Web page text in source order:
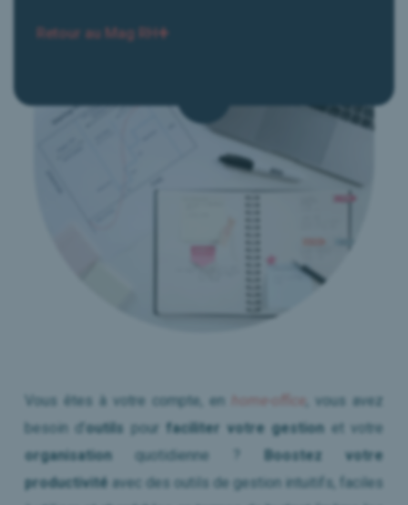
Réserver mon Diagnostic
Retour au Mag RH
Vous êtes à votre compte, en
, vous avez
besoin d’ outils pour faciliter votre gestion et votre
organisationquotidienne ?
Boostez votre
productivité avec des outils de gestion intuitifs, faciles